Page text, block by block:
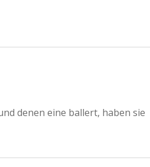
denen eine ballert, haben sie